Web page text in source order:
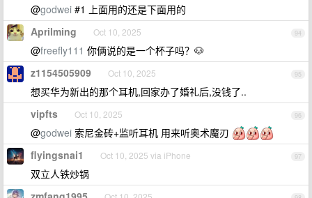
@godwei #1 上面用的还是下面用的
94
Aprilming Oct 10, 2025
@freefly111 你俩说的是一个杯子吗？🐶
95
z1154505909 Oct 10, 2025
想买华为新出的那个耳机,回家办了婚礼后,没钱了..
96
vipfts Oct 10, 2025
@godwei 索尼金砖+监听耳机 用来听奥术魔刃
97
flyingsnai1 Oct 10, 2025 via iPhone
双立人铁炒锅